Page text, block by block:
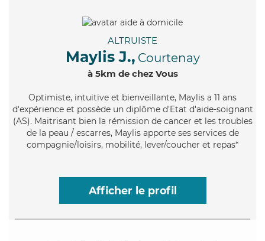
ALTRUISTE
Maylis J., Courtenay
à 5km de chez Vous
Optimiste, intuitive et bienveillante, Maylis a 11 ans
d'expérience et possède un diplôme d'Etat d'aide-soignant
(AS). Maitrisant bien la rémission de cancer et les troubles
de la peau / escarres, Maylis apporte ses services de
compagnie/loisirs, mobilité, lever/coucher et repas*
Afficher le profil